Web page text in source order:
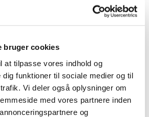
bruger cookies
at tilpasse vores indhold og
dig funktioner til sociale medier og til
Vi deler også oplysninger om
med vores partnere inden
og
leverskade med fezolinetant.
for kritiske
opfordrer virksomheder til at
for udvalgte…